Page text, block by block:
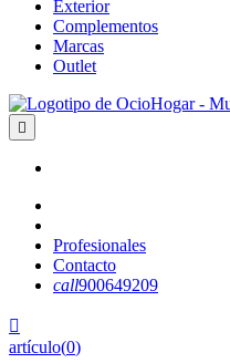
Exterior
Complementos
Marcas
Outlet

Profesionales
Contacto
call900649209

artículo(0)